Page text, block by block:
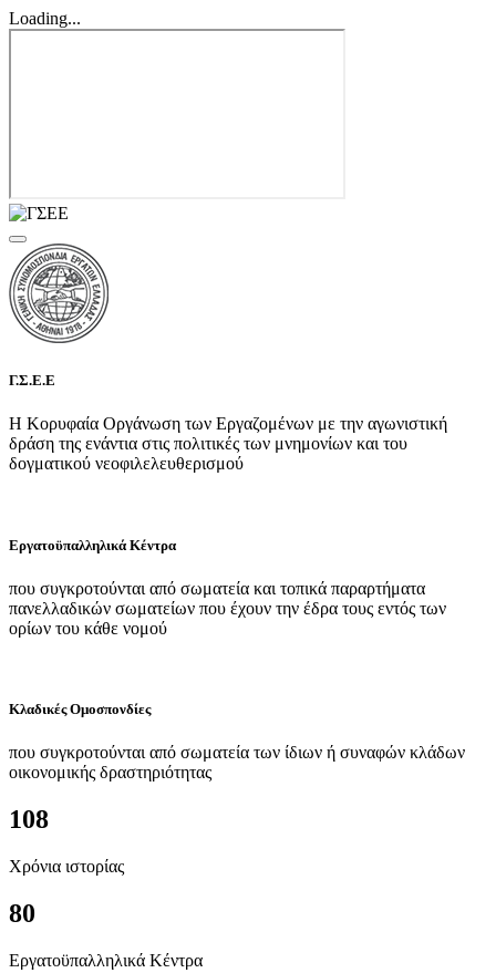
Loading...
Γ.Σ.Ε.Ε
Η Κορυφαία Οργάνωση των Εργαζομένων με την αγωνιστική
δράση της ενάντια στις πολιτικές των μνημονίων και του
δογματικού νεοφιλελευθερισμού
Εργατοϋπαλληλικά Κέντρα
που συγκροτούνται από σωματεία και τοπικά παραρτήματα
πανελλαδικών σωματείων που έχουν την έδρα τους εντός των
ορίων του κάθε νομού
Κλαδικές Ομοσπονδίες
που συγκροτούνται από σωματεία των ίδιων ή συναφών κλάδων
οικονομικής δραστηριότητας
108
Χρόνια ιστορίας
80
Εργατοϋπαλληλικά Κέντρα